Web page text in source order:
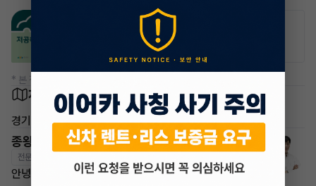
* 본 정보는 지자체마다 다를 수 있으니 실제 정보와 확인해 주세요.
차량 위치
경기 남양주시
종왕현 매니저
전문교육수료
안녕하세요~ 이어카 종왕현 매니저입니다.